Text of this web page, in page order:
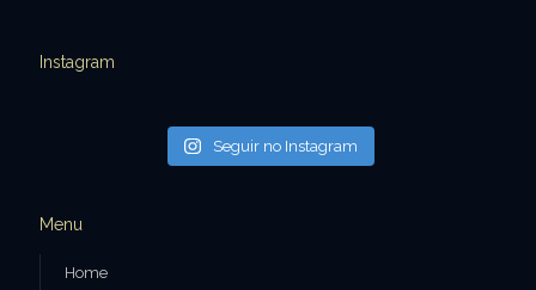
Instagram
Seguir no Instagram
Menu
Home